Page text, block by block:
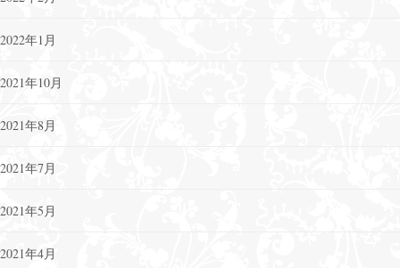
2022年1月
2021年10月
2021年8月
2021年7月
2021年5月
2021年4月